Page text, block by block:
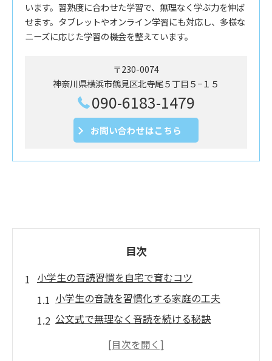
います。習熟度に合わせた学習で、無理なく学ぶ力を伸ば
せます。タブレットやオンライン学習にも対応し、多様な
ニーズに応じた学習の機会を整えています。
〒230-0074
神奈川県横浜市鶴見区北寺尾５丁目５−１５
090-6183-1479
お問い合わせはこちら
目次
小学生の音読習慣を自宅で育むコツ
小学生の音読を習慣化する家庭の工夫
公文式で無理なく音読を続ける秘訣
毎日の音読練習が楽しく続く家庭環境作り